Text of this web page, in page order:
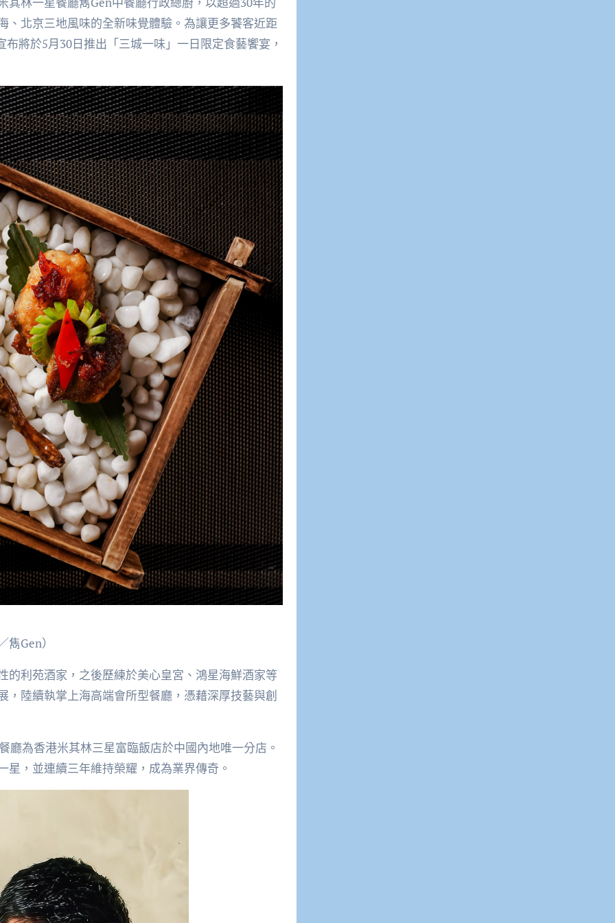
、北京三地風味的全新味覺體驗。為讓更多饕客近距
將於5月30日推出「三城一味」一日限定食藝饗宴，
Gen）
的利苑酒家，之後歷練於美心皇宮、鴻星海鮮酒家等
陸續執掌上海高端會所型餐廳，憑藉深厚技藝與創
廳為香港米其林三星富臨飯店於中國內地唯一分店。
，並連續三年維持榮耀，成為業界傳奇。